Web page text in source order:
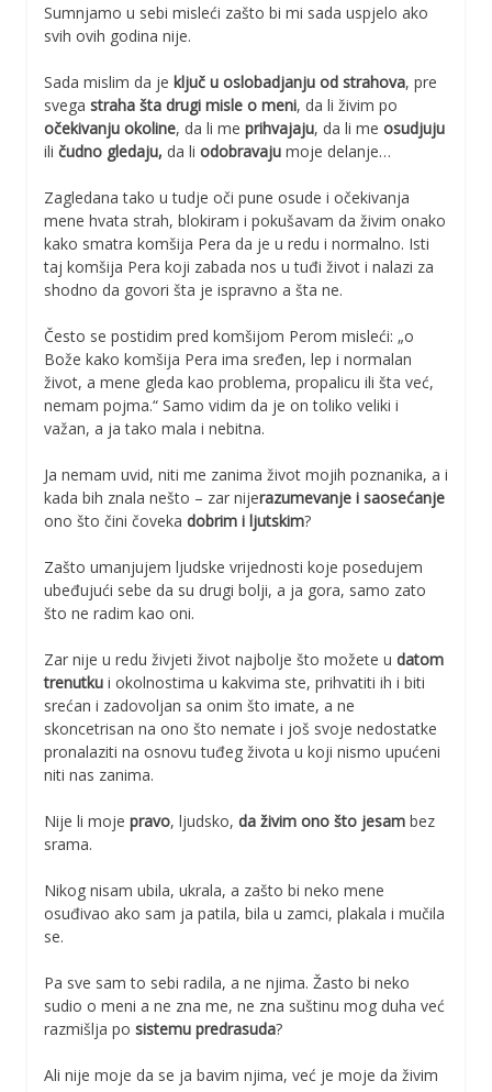
Sumnjamo u sebi misleći zašto bi mi sada uspjelo ako
svih ovih godina nije.
Sada mislim da je ključ u oslobadjanju od strahova, pre
svega straha šta drugi misle o meni, da li živim po
očekivanju okoline, da li me prihvajaju, da li me osudjuju
ili čudno gledaju, da li odobravaju moje delanje…
Zagledana tako u tudje oči pune osude i očekivanja
mene hvata strah, blokiram i pokušavam da živim onako
kako smatra komšija Pera da je u redu i normalno. Isti
taj komšija Pera koji zabada nos u tuđi život i nalazi za
shodno da govori šta je ispravno a šta ne.
Često se postidim pred komšijom Perom misleći: „o
Bože kako komšija Pera ima sređen, lep i normalan
život, a mene gleda kao problema, propalicu ili šta već,
nemam pojma.“ Samo vidim da je on toliko veliki i
važan, a ja tako mala i nebitna.
Ja nemam uvid, niti me zanima život mojih poznanika, a i
kada bih znala nešto – zar nijerazumevanje i saosećanje
ono što čini čoveka dobrim i ljutskim?
Zašto umanjujem ljudske vrijednosti koje posedujem
ubeđujući sebe da su drugi bolji, a ja gora, samo zato
što ne radim kao oni.
Zar nije u redu živjeti život najbolje što možete u datom
trenutku i okolnostima u kakvima ste, prihvatiti ih i biti
srećan i zadovoljan sa onim što imate, a ne
skoncetrisan na ono što nemate i još svoje nedostatke
pronalaziti na osnovu tuđeg života u koji nismo upućeni
niti nas zanima.
Nije li moje pravo, ljudsko, da živim ono što jesam bez
srama.
Nikog nisam ubila, ukrala, a zašto bi neko mene
osuđivao ako sam ja patila, bila u zamci, plakala i mučila
se.
Pa sve sam to sebi radila, a ne njima. Žasto bi neko
sudio o meni a ne zna me, ne zna suštinu mog duha već
razmišlja po sistemu predrasuda?
Ali nije moje da se ja bavim njima, već je moje da živim